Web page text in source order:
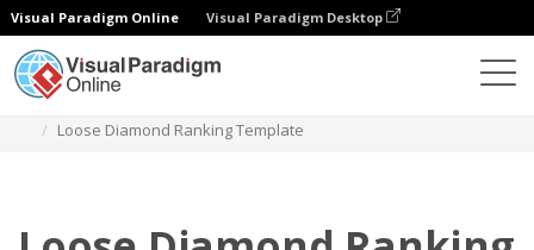
Visual Paradigm Online Visual Paradigm Desktop
Loose Diamond Ranking Template